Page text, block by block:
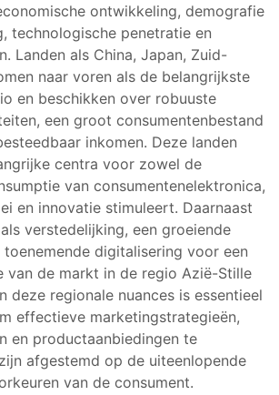
ontwikkeling, demografie
technologische penetratie en
Landen als China, Japan, Zuid-
naar voren als de belangrijkste
en beschikken over robuuste
een groot consumentenbestand
inkomen. Deze landen
centra voor zowel de
van consumentenelektronica,
en innovatie stimuleert. Daarnaast
verstedelijking, een groeiende
toenemende digitalisering voor een
van de markt in de regio Azië-Stille
deze regionale nuances is essentieel
effectieve marketingstrategieën,
en productaanbiedingen te
afgestemd op de uiteenlopende
van de consument.